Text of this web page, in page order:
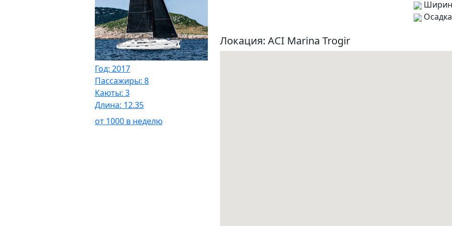
Год: 2017
Пассажиры: 8
Каюты: 3
Длина: 12.35
от 1000 в неделю
Локация: ACI Marina Trogir